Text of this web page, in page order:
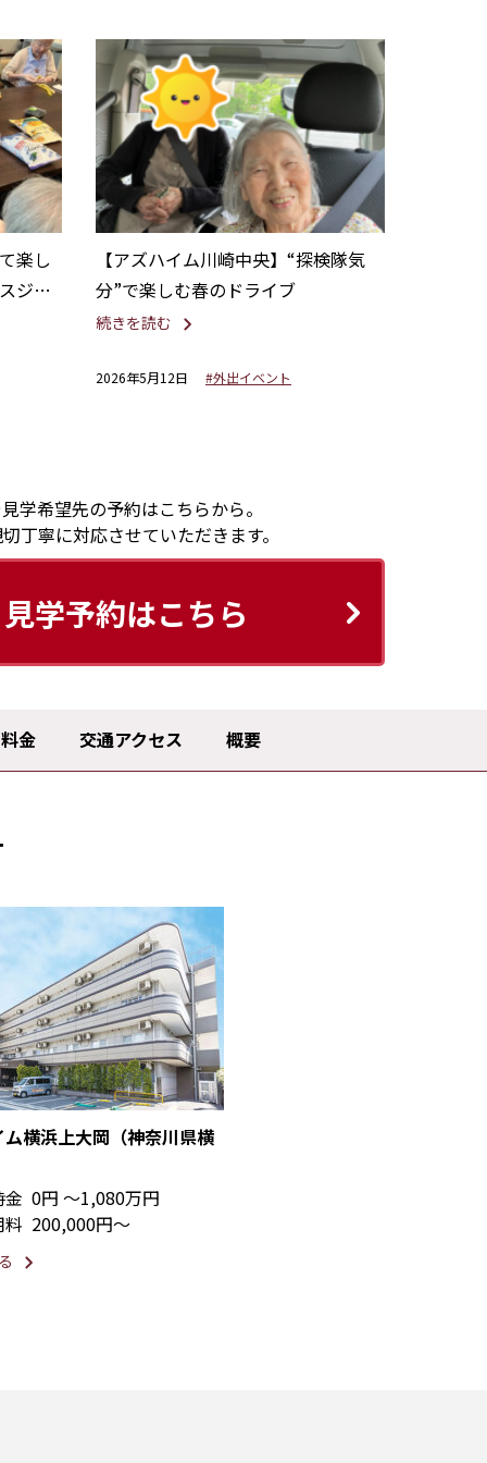
楽し
ジュ
【アズハイム川崎中央】“探検隊気
分”で楽しむ春のドライブ
続きを読む
2026年5月12日 #外出イベント
学希望先の予約はこちらから。
丁寧に対応させていただきます。
見学予約はこちら
料金 交通アクセス 概要
ム横浜上大岡（神奈川県横
金 0円 〜1,080万円
料 200,000円〜